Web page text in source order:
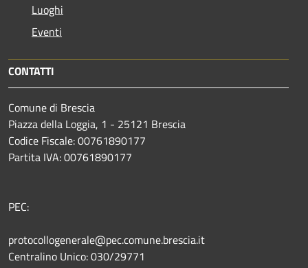
Luoghi
Eventi
CONTATTI
Comune di Brescia
Piazza della Loggia, 1 - 25121 Brescia
Codice Fiscale: 00761890177
Partita IVA: 00761890177
PEC:
protocollogenerale@pec.comune.brescia.it
Centralino Unico: 030/29771